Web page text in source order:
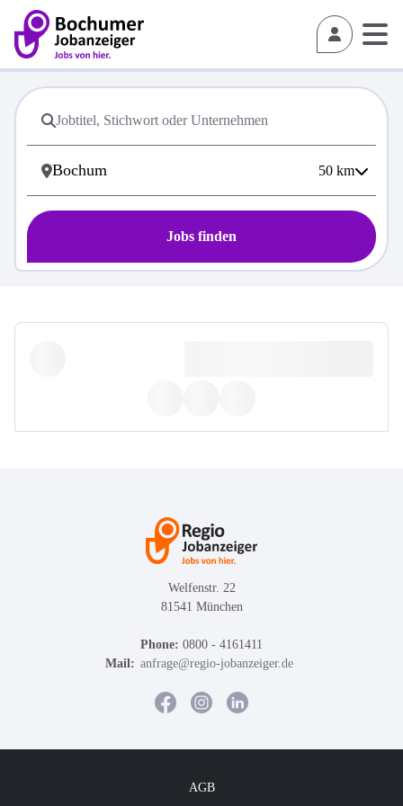
50 km
Jobs finden
Welfenstr. 22
81541 München
Phone: 0800 - 4161411
Mail: anfrage@regio-jobanzeiger.de
AGB